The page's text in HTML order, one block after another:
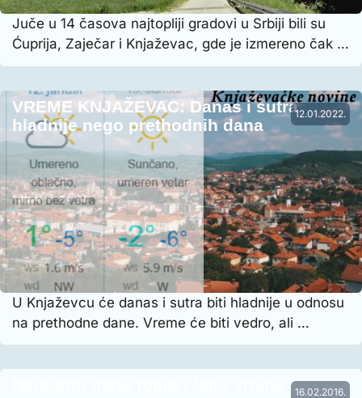
Juče u 14 časova najtopliji gradovi u Srbiji bili su
Ćuprija, Zaječar i Knjaževac, gde je izmereno čak …
12.01.2022.
VREME KNJAŽEVAC: Danas i sutra
hladnije nego prethodnih dana
U Knjaževcu će danas i sutra biti hladnije u odnosu
na prethodne dane. Vreme će biti vedro, ali …
16.02.2016.